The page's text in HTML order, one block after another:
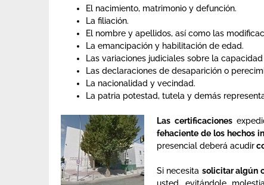
El nacimiento, matrimonio y defunción.
La filiación.
El nombre y apellidos, así como las
La emancipación y habilitación de edad.
Las variaciones judiciales sobre la
Las declaraciones de desaparición o
La nacionalidad y vecindad.
La patria potestad, tutela y demás
Las certificaciones
fehaciente de los hechos
presencial deberá acudir
Si necesita solicitar algún